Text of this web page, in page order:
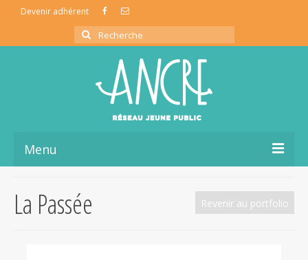
Devenir adhérent
Rechercher
:
Menu
La coopérative de production
Revenir au portfolio
La Passée